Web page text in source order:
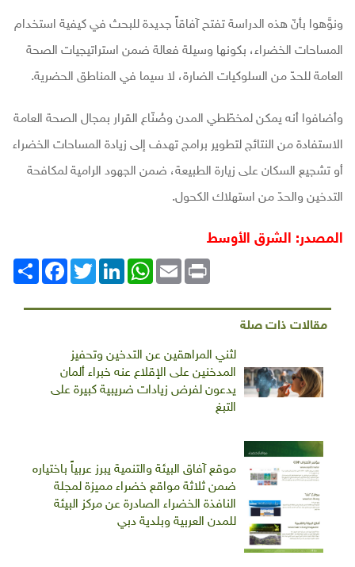
ونوَّهوا بأنّ هذه الدراسة تفتح آفاقاً جديدة للبحث في كيفية استخدام
المساحات الخضراء، بكونها وسيلة فعالة ضمن استراتيجيات الصحة
العامة للحدّ من السلوكيات الضارة، لا سيما في المناطق الحضرية.
وأضافوا أنه يمكن لمخطّطي المدن وصُنّاع القرار بمجال الصحة العامة
الاستفادة من النتائج لتطوير برامج تهدف إلى زيادة المساحات الخضراء
أو تشجيع السكان على زيارة الطبيعة، ضمن الجهود الرامية لمكافحة
التدخين والحدّ من استهلاك الكحول.
المصدر: الشرق الأوسط
انشر
FacebookTwitterLinkedIn
WhatsAppEmail Print
مقالات ذات صلة
لثني المراهقين عن التدخين وتحفيز
المدخنين على الإقلاع عنه خبراء ألمان
يدعون لفرض زيادات ضريبية كبيرة على
التبغ
موقع آفاق البيئة والتنمية يبرز عربياً باختياره
ضمن ثلاثة مواقع خضراء مميزة لمجلة
النافذة الخضراء الصادرة عن مركز البيئة
للمدن العربية وبلدية دبي